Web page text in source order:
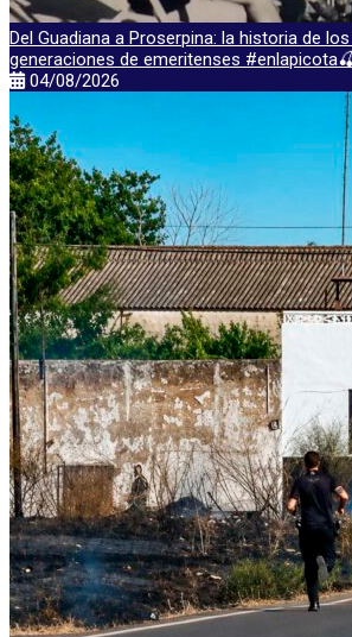
Del Guadiana a Proserpina: la historia de
generaciones de emeritenses
04/08/2026